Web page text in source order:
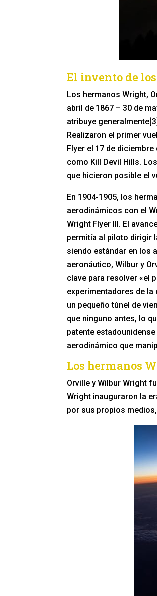
El invento de
Los hermanos Wright,
abril de 1867 – 30 de
atribuye
Realizaron el primer
Flyer el 17 de
como Kill Devil Hills.
que hicieron posible el
En 1904-1905, los
aerodinámicos con el
Wright Flyer III. El
permitía al piloto dirigir
siendo estándar en los
aeronáutico, Wilbur y
clave para resolver «el
experimentadores de
un pequeño túnel de
que ninguno antes, lo
patente
aerodinámico que
Los hermanos
Orville y Wilbur Wright
Wright inauguraron la
por sus propios